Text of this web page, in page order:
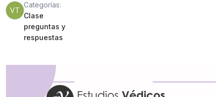
VT
Categorías:
Clase
preguntas y
respuestas